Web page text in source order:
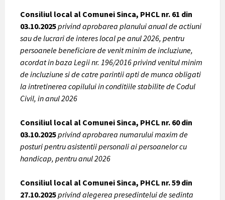
Consiliul local al Comunei Sinca, PHCL nr. 61 din
03.10.2025privind aprobarea planului anual de actiuni
sau de lucrari de interes local pe anul 2026, pentru
persoanele beneficiare de venit minim de incluziune,
acordat in baza Legii nr. 196/2016 privind venitul minim
de incluziune si de catre parintii apti de munca obligati
la intretinerea copilului in conditiile stabilite de Codul
Civil, in anul 2026
Consiliul local al Comunei Sinca, PHCL nr. 60 din
03.10.2025privind aprobarea numarului maxim de
posturi pentru asistentii personali ai persoanelor cu
handicap, pentru anul 2026
Consiliul local al Comunei Sinca, PHCL nr. 59 din
27.10.2025privind alegerea presedintelui de sedinta